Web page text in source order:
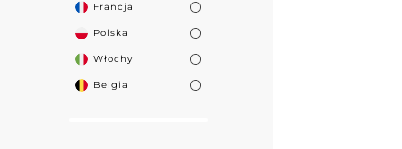
Francja
Polska
Włochy
Belgia